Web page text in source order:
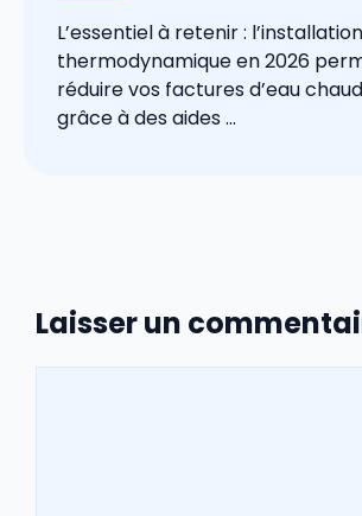
L’essentiel à retenir :
thermodynamique en 2026
réduire vos factures d’eau
grâce à des aides ...
Laisser un